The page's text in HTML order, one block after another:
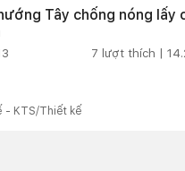
Tây chống nóng lấy
7 lượt thích |
- KTS/Thiết kế